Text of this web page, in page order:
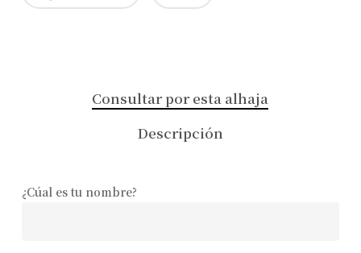
Consultar por esta alhaja
Descripción
¿Cúal es tu nombre?